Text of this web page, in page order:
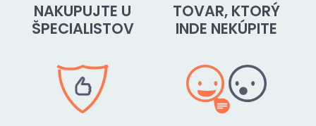
NAKUPUJTE U
ŠPECIALISTOV
TOVAR, KTORÝ
INDE NEKÚPITE